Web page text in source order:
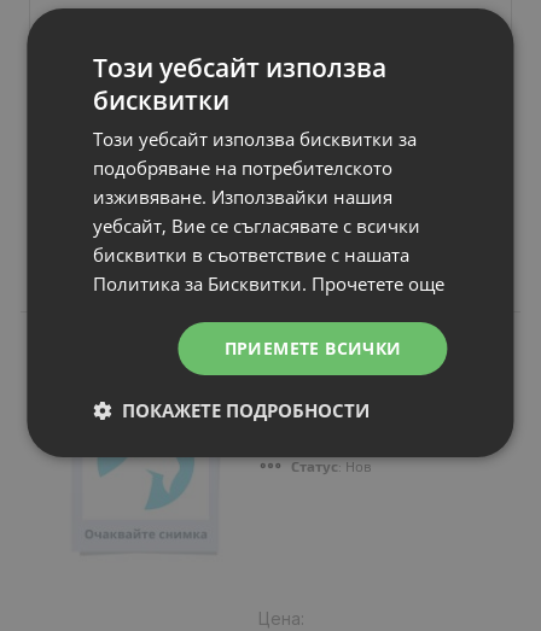
Продължи
Свързани продукти
Мишка Fujitsu
M520
Стандарт: USB
Статус: Нов
Цена:
Този уебсайт използва
бисквитки
Този уебсайт използва бисквитки за
подобряване на потребителското
изживяване. Използвайки нашия
уебсайт, Вие се съгласявате с всички
бисквитки в съответствие с нашата
Политика за Бисквитки. Прочетете още
ПРИЕМЕТЕ ВСИЧКИ
ПОКАЖЕТЕ ПОДРОБНОСТИ